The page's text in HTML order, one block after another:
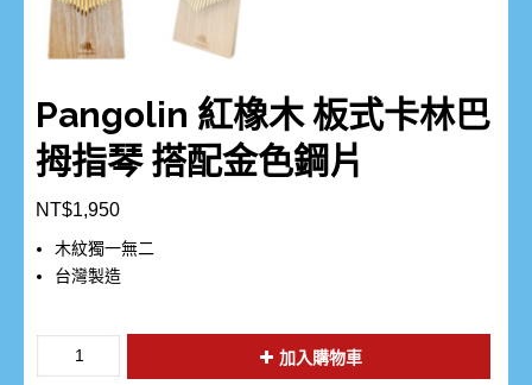
Pangolin 紅橡木 板式卡林巴
拇指琴 搭配金色鋼片
NT$1,950
木紋獨一無二
台灣製造
加入購物車